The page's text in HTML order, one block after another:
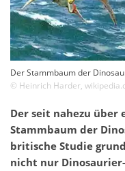
Der Stammbaum der
© Heinrich Harder,
Der seit nahezu
Stammbaum der
britische Studie
nicht nur